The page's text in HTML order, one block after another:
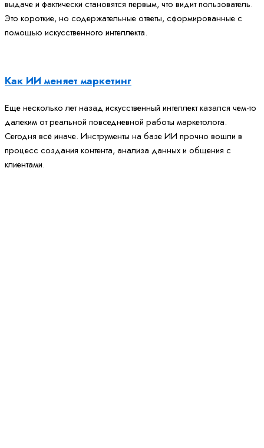
выдаче и фактически становятся первым, что видит пользователь.
Это короткие, но содержательные ответы, сформированные с
помощью искусственного интеллекта.
Как ИИ меняет маркетинг
Еще несколько лет назад искусственный интеллект казался чем-то
далеким от реальной повседневной работы маркетолога.
Сегодня всё иначе. Инструменты на базе ИИ прочно вошли в
процесс создания контента, анализа данных и общения с
клиентами.